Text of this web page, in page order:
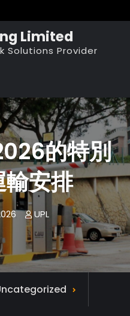
Limited
Solutions Provider
的特別
安排
UPL